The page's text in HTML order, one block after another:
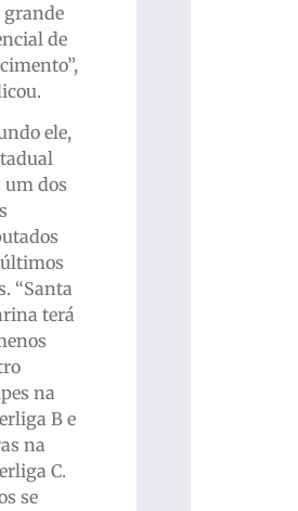
grande
de
ele,
um dos
“Santa
terá
na
B e
na
C.
se